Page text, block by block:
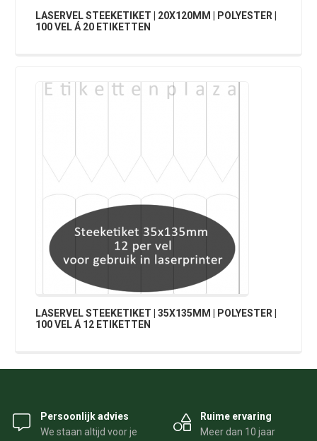
LASERVEL STEEKETIKET | 20X120MM | POLYESTER |
100 VEL Á 20 ETIKETTEN
LASERVEL STEEKETIKET | 35X135MM | POLYESTER |
100 VEL Á 12 ETIKETTEN
Persoonlijk advies
We staan altijd voor je
Ruime ervaring
Meer dan 10 jaar